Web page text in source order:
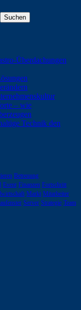
Überdachungen
– wie
Technik den
Betreuung
Event Finanzen Fortschritt
Markt Mitarbeiter
Server Strategie Team